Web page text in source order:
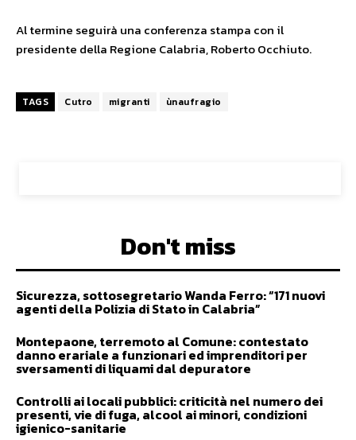
Al termine seguirà una conferenza stampa con il
presidente della Regione Calabria, Roberto Occhiuto.
TAGS Cutro migranti ùnaufragio
Don't miss
Sicurezza, sottosegretario Wanda Ferro: “171 nuovi
agenti della Polizia di Stato in Calabria”
Montepaone, terremoto al Comune: contestato
danno erariale a funzionari ed imprenditori per
sversamenti di liquami dal depuratore
Controlli ai locali pubblici: criticità nel numero dei
presenti, vie di fuga, alcool ai minori, condizioni
igienico-sanitarie